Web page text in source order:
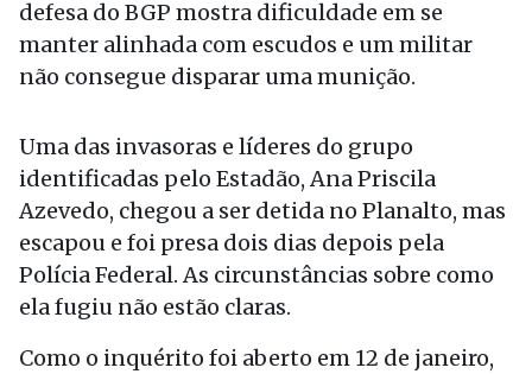
defesa do BGP mostra dificuldade em se
manter alinhada com escudos e um militar
não consegue disparar uma munição.
Uma das invasoras e líderes do grupo
identificadas pelo Estadão, Ana Priscila
Azevedo, chegou a ser detida no Planalto, mas
escapou e foi presa dois dias depois pela
Polícia Federal. As circunstâncias sobre como
ela fugiu não estão claras.
Como o inquérito foi aberto em 12 de janeiro,